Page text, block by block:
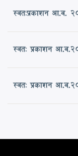
स्वतःप्रकाशन आ.व.
स्वतः प्रकाशन
स्वतः प्रकाशन